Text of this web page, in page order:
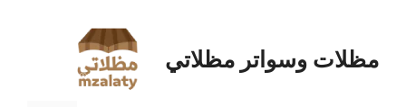
المحتوىمظلات وسواتر مظلاتي